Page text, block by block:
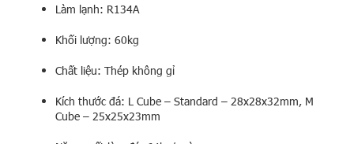
Làm lạnh: R134A
Khối lượng: 60kg
Chất liệu: Thép không gỉ
Kích thước đá: L Cube – Standard – 28x28x32mm, M
Cube – 25x25x23mm